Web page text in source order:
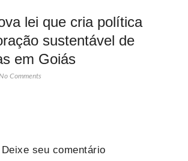
lei que cria política
sustentável de
em Goiás
No Comments
Deixe seu comentário